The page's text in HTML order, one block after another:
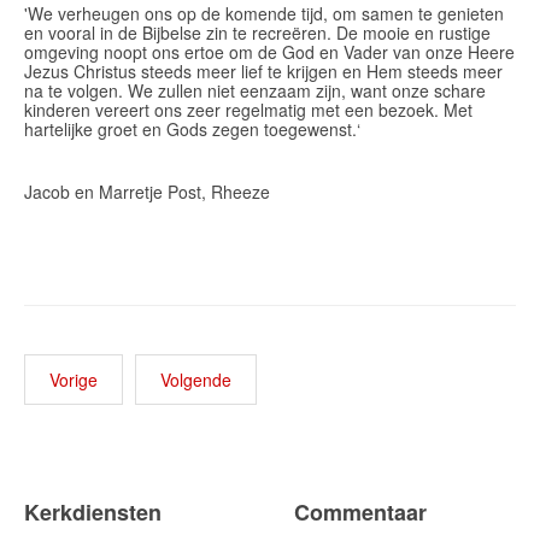
'We verheugen ons op de komende tijd, om samen te genieten
en vooral in de Bijbelse zin te recreëren. De mooie en rustige
omgeving noopt ons ertoe om de God en Vader van onze Heere
Jezus Christus steeds meer lief te krijgen en Hem steeds meer
na te volgen. We zullen niet eenzaam zijn, want onze schare
kinderen vereert ons zeer regelmatig met een bezoek. Met
hartelijke groet en Gods zegen toegewenst.‘
Jacob en Marretje Post, Rheeze
Vorige Volgende
Kerkdiensten Commentaar